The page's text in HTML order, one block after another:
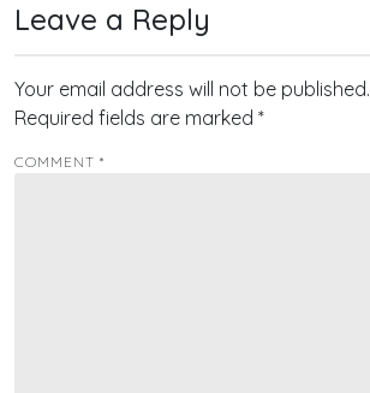
Leave a Reply
Your email address will not be published.
Required fields are marked *
COMMENT *